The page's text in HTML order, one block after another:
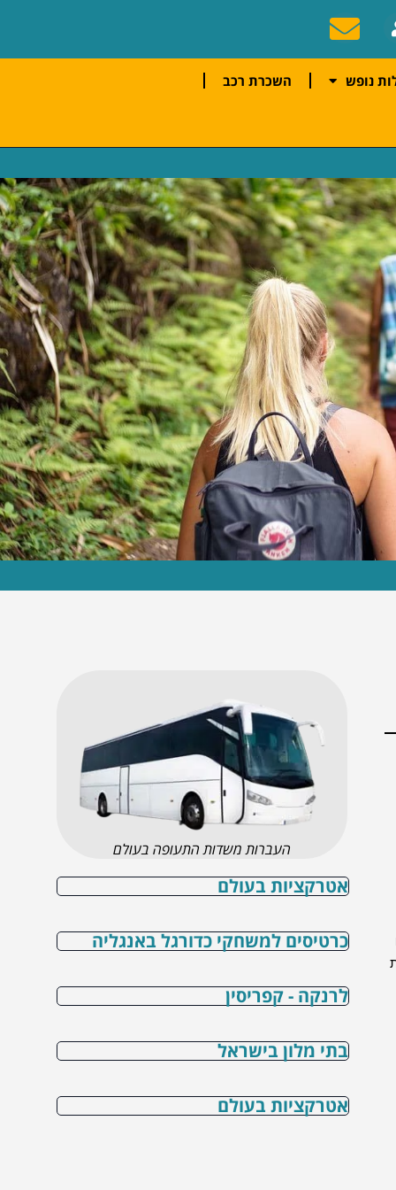
נופש השכרת רכב
העברות משדות התעופה בעולם
אטרקציות בעולם
כרטיסים למשחקי כדורגל באנגליה
לרנקה - קפריסין
בתי מלון בישראל
אטרקציות בעולם